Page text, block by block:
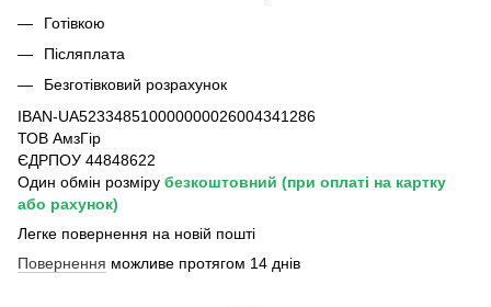
Готівкою
Післяплата
Безготівковий розрахунок
IBAN-UA523348510000000026004341286
ТОВ АмзГір
ЄДРПОУ 44848622
Один обмін розміру безкоштовний (при оплаті на картку
або рахунок)
Легке повернення на новій пошті
Повернення можливе протягом 14 днів